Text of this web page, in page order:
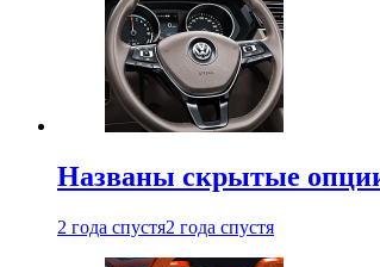
Названы скрытые
2 года спустя2 года спустя